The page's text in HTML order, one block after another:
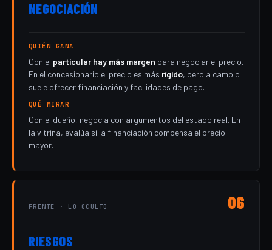
NEGOCIACIÓN
QUIÉN GANA
Con el particular hay más margen para negociar el precio.
En el concesionario el precio es más rígido, pero a cambio
suele ofrecer financiación y facilidades de pago.
QUÉ MIRAR
Con el dueño, negocia con argumentos del estado real. En
la vitrina, evalúa si la financiación compensa el precio
mayor.
FRENTE · LO OCULTO
RIESGOS
06